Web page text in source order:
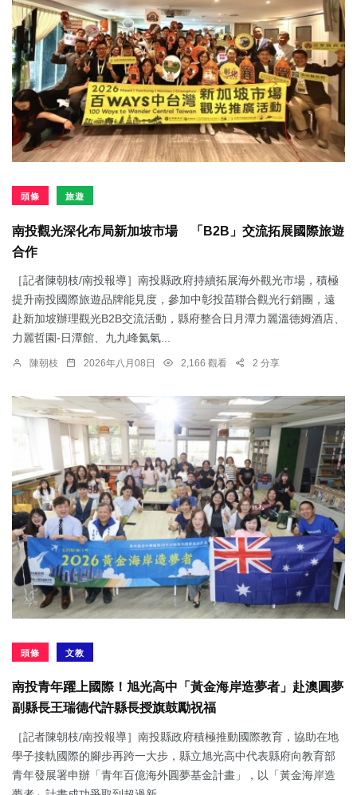
頭條 旅遊
南投觀光深化布局新加坡市場 「B2B」交流拓展國際旅遊
合作
［記者陳朝枝/南投報導］南投縣政府持續拓展海外觀光市場，積極
提升南投國際旅遊品牌能見度，參加中彰投苗聯合觀光行銷團，遠
赴新加坡辦理觀光B2B交流活動，縣府整合日月潭力麗溫德姆酒店、
力麗哲園-日潭館、九九峰氦氣...
陳朝枝 2026年八月08日 2,166 觀看 2 分享
頭條 文教
南投青年躍上國際！旭光高中「黃金海岸造夢者」赴澳圓夢
副縣長王瑞德代許縣長授旗鼓勵祝福
［記者陳朝枝/南投報導］南投縣政府積極推動國際教育，協助在地
學子接軌國際的腳步再跨一大步，縣立旭光高中代表縣府向教育部
青年發展署申辦「青年百億海外圓夢基金計畫」，以「黃金海岸造